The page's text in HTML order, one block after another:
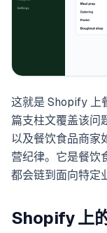
这就是 Shopify 上
篇支柱文覆盖该问
以及餐饮食品商家
营纪律。它是餐
都会链到面向特定
Shopify 上